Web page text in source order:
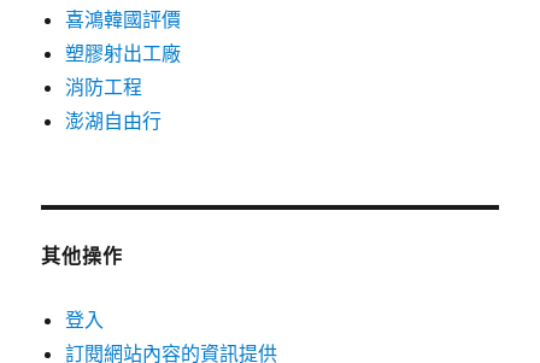
喜鴻韓國評價
塑膠射出工廠
消防工程
澎湖自由行
其他操作
登入
訂閱網站內容的資訊提供